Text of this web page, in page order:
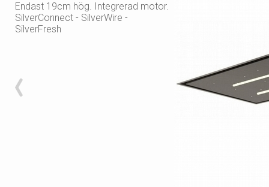
Endast 19cm hög. Integrerad motor.
SilverConnect - SilverWire -
SilverFresh